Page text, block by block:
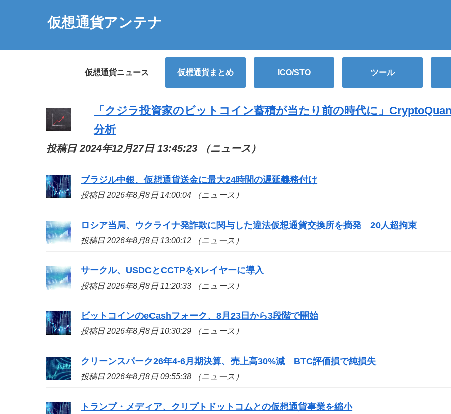
仮想通貨アンテナ
仮想通貨ニュース 仮想通貨まとめ ICO/STO ツール
「クジラ投資家のビットコイン蓄積が当たり前の時代に」
分析
投稿日 2024年12月27日 13:45:23 （ニュース）
ブラジル中銀、仮想通貨送金に最大24時間の遅延義務付け
投稿日 2026年8月8日 14:00:04 （ニュース）
ロシア当局、ウクライナ発詐欺に関与した違法仮想通貨交換所を摘発 20人超拘束
投稿日 2026年8月8日 13:00:12 （ニュース）
サークル、USDCとCCTPをXレイヤーに導入
投稿日 2026年8月8日 11:20:33 （ニュース）
ビットコインのeCashフォーク、8月23日から3段階で開始
投稿日 2026年8月8日 10:30:29 （ニュース）
クリーンスパーク26年4-6月期決算、売上高30%減 BTC評価損で純損失
投稿日 2026年8月8日 09:55:38 （ニュース）
トランプ・メディア、クリプトドットコムとの仮想通貨事業を縮小